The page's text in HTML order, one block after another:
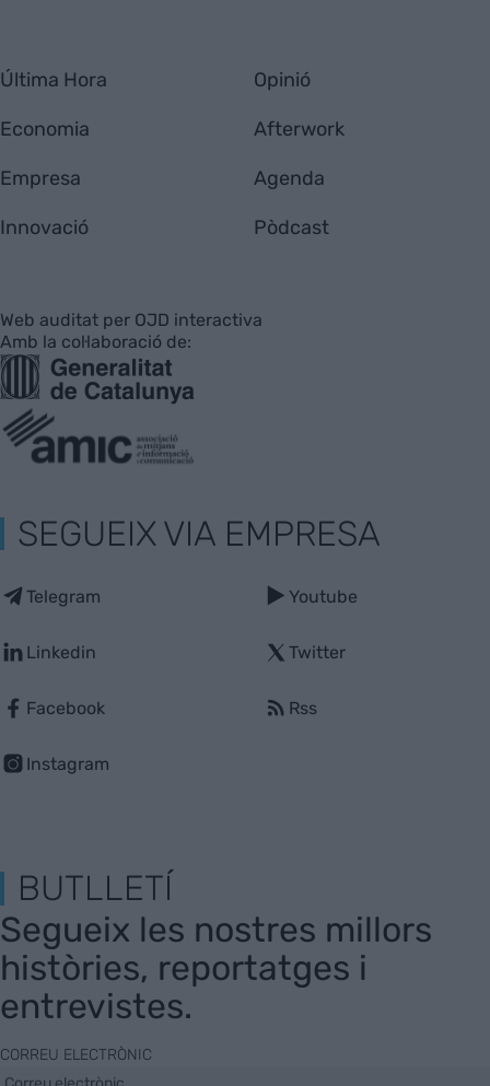
Última Hora
Economia
Empresa
Innovació
Opinió
Afterwork
Agenda
Pòdcast
Web auditat per OJD interactiva
Amb la col·laboració de:
SEGUEIX VIA EMPRESA
Telegram
Linkedin
Facebook
Instagram
Youtube
Twitter
Rss
BUTLLETÍ
Segueix les nostres millors
històries, reportatges i
entrevistes.
CORREU ELECTRÒNIC